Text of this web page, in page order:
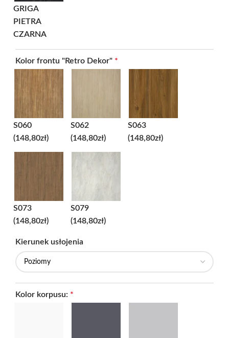
GRIGA
PIETRA
CZARNA
Kolor frontu "Retro Dekor" *
S060
(148,80zł)
S062
(148,80zł)
S063
(148,80zł)
S073
(148,80zł)
S079
(148,80zł)
Kierunek usłojenia
Kolor korpusu: *